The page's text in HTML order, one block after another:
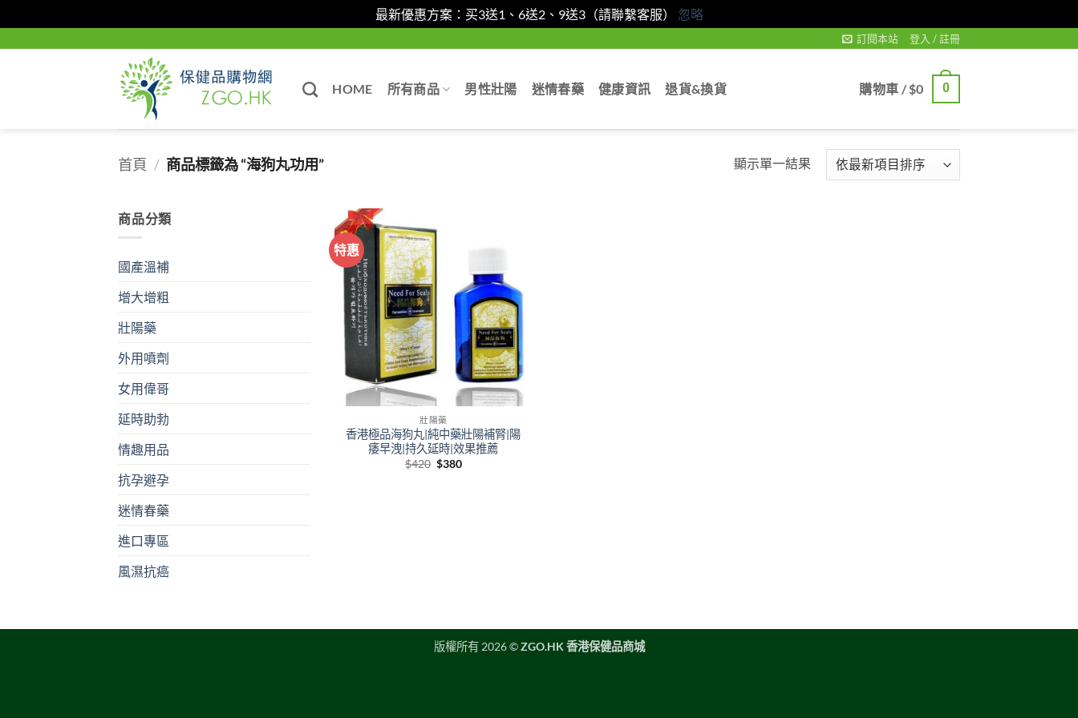
最新優惠方案：买3送1、6送2、9送3（請聯繫客服） 忽略
訂閱本站 登入 / 註冊
HOME 所有商品 男性壯陽 迷情春藥 健康資訊 退貨&換貨 購物車 /$0 0
首頁 / 商品標籤為 “海狗丸功用” 顯示單一結果
商品分類
國產溫補
增大增粗
壯陽藥
外用噴劑
女用偉哥
延時助勃
情趣用品
抗孕避孕
迷情春藥
進口專區
風濕抗癌
特惠
+
壯陽藥
香港極品海狗丸|純中藥壯陽補腎|陽
痿早洩|持久延時|效果推薦
$420 Original
$380Current
版權所有 2026 ©ZGO.HK 香港保健品商城